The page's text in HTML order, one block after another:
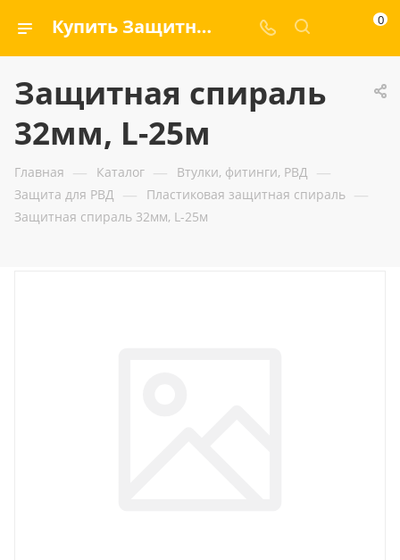
Купить Защитная спираль 32мм, L-25м — ООО «ГИДРАМАКС» 0
Защитная спираль
32мм, L-25м
Главная — Каталог — Втулки, фитинги, РВД —
Защита для РВД — Пластиковая защитная спираль —
Защитная спираль 32мм, L-25м